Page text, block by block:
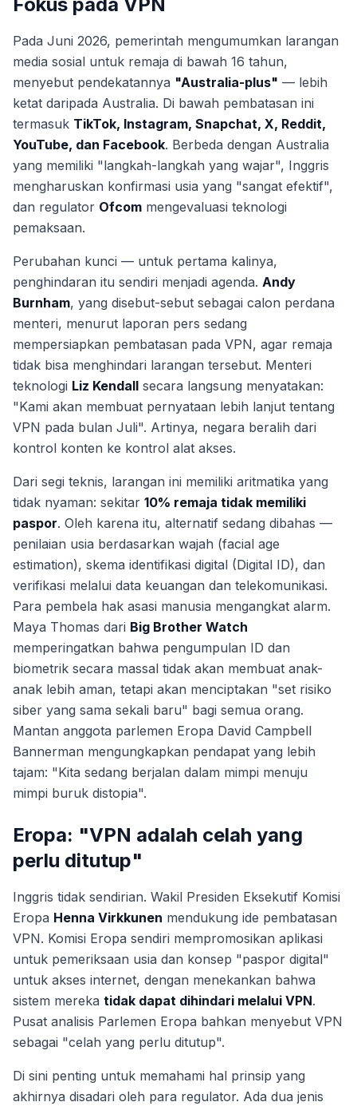
Pada Juni 2026, pemerintah mengumumkan larangan
media sosial untuk remaja di bawah 16 tahun,
menyebut pendekatannya "Australia-plus" — lebih
ketat daripada Australia. Di bawah pembatasan ini
termasuk TikTok, Instagram, Snapchat, X, Reddit,
YouTube, dan Facebook. Berbeda dengan Australia
yang memiliki "langkah-langkah yang wajar", Inggris
mengharuskan konfirmasi usia yang "sangat efektif",
dan regulator Ofcom mengevaluasi teknologi
pemaksaan.
Perubahan kunci — untuk pertama kalinya,
penghindaran itu sendiri menjadi agenda. Andy
Burnham, yang disebut-sebut sebagai calon perdana
menteri, menurut laporan pers sedang
mempersiapkan pembatasan pada VPN, agar remaja
tidak bisa menghindari larangan tersebut. Menteri
teknologi Liz Kendall secara langsung menyatakan:
"Kami akan membuat pernyataan lebih lanjut tentang
VPN pada bulan Juli". Artinya, negara beralih dari
kontrol konten ke kontrol alat akses.
Dari segi teknis, larangan ini memiliki aritmatika yang
tidak nyaman: sekitar 10% remaja tidak memiliki
paspor. Oleh karena itu, alternatif sedang dibahas —
penilaian usia berdasarkan wajah (facial age
estimation), skema identifikasi digital (Digital ID), dan
verifikasi melalui data keuangan dan telekomunikasi.
Para pembela hak asasi manusia mengangkat alarm.
Maya Thomas dari Big Brother Watch
memperingatkan bahwa pengumpulan ID dan
biometrik secara massal tidak akan membuat anak-
anak lebih aman, tetapi akan menciptakan "set risiko
siber yang sama sekali baru" bagi semua orang.
Mantan anggota parlemen Eropa David Campbell
Bannerman mengungkapkan pendapat yang lebih
tajam: "Kita sedang berjalan dalam mimpi menuju
mimpi buruk distopia".
Eropa: "VPN adalah celah yang
perlu ditutup"
Inggris tidak sendirian. Wakil Presiden Eksekutif Komisi
Eropa Henna Virkkunen mendukung ide pembatasan
VPN. Komisi Eropa sendiri mempromosikan aplikasi
untuk pemeriksaan usia dan konsep "paspor digital"
untuk akses internet, dengan menekankan bahwa
sistem mereka tidak dapat dihindari melalui VPN.
Pusat analisis Parlemen Eropa bahkan menyebut VPN
sebagai "celah yang perlu ditutup".
Di sini penting untuk memahami hal prinsip yang
akhirnya disadari oleh para regulator. Ada dua jenis